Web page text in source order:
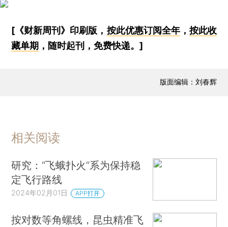
[《财新周刊》印刷版， 按此优惠订阅全年， 按此收
藏单期 ，随时起刊，免费快递。]
版面编辑：刘春辉
相关阅读
研究：“飞蛾扑火”系为保持稳
定飞行路线
2024年02月01日 APP打开
按对数等角螺线，昆虫精准飞